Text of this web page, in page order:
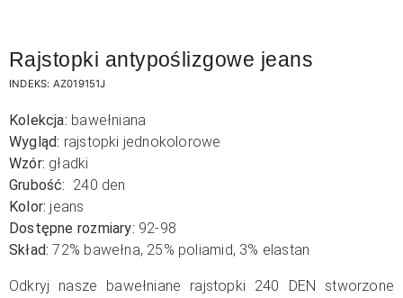
Rajstopki antypoślizgowe jeans
INDEKS: AZ019151J
Kolekcja: bawełniana
Wygląd: rajstopki jednokolorowe
Wzór: gładki
Grubość: 240 den
Kolor: jeans
Dostępne rozmiary: 92-98
Skład: 72% bawełna, 25% poliamid, 3% elastan
Odkryj nasze bawełniane rajstopki 240 DEN stworzone